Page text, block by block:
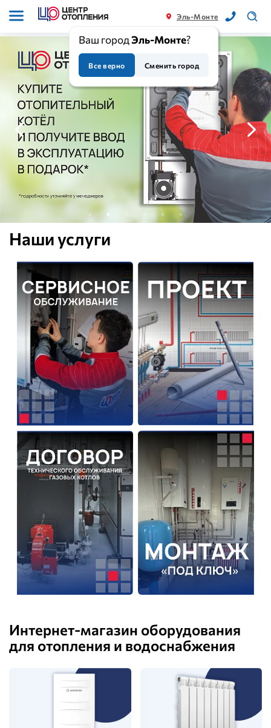
Эль-Монте
Ваш городЭль-Монте?
Все верно Сменить город
Наши услуги
Интернет-магазин оборудования
для отопления и водоснабжения